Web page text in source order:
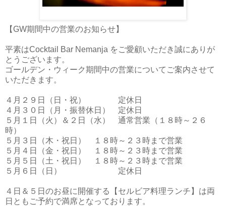
【GW期間中の営業のお知らせ】
平素はCocktail Bar Nemanja をご愛顧いただき誠にありが
とうございます。
ゴールデン・ウィーク期間中の営業についてご案内させて
いただきます。
４月２９日（日・祝） 定休日
４月３０日（月・振替休日） 定休日
５月１日（火）＆２日（水） 通常営業（１８時～２６
時）
５月３日（木・祝日） １８時～２３時まで営業
５月４日（金・祝日） １８時～２３時まで営業
５月５日（土・祝日） １８時～２３時まで営業
５月６日（日） 定休日
４日＆５日のお昼に開催する【セルビア料理ランチ】は両
日ともご予約で満席となっております。